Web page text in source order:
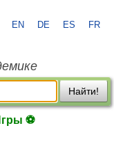
EN DE ES FR
Найти!
⚽